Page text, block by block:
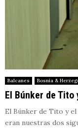
Balcanes Bosnia &
El Búnker de
El Búnker de Tito y
eran nuestras dos